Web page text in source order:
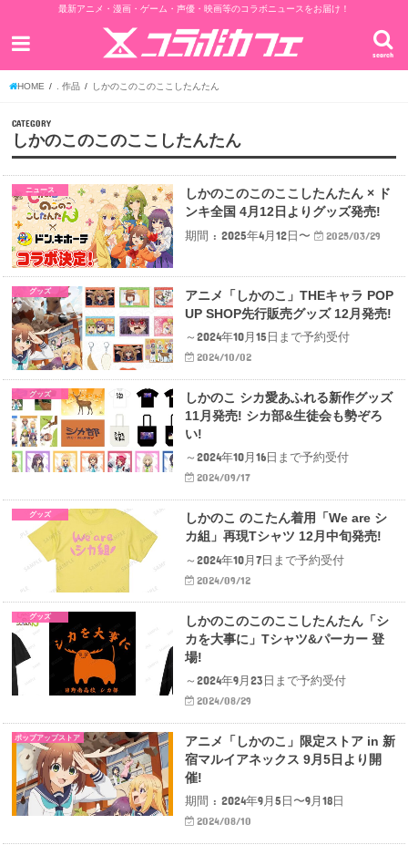
最新アニメ・漫画・ゲーム・声優・映画等のコラボニュースをお届け！
search
HOME . 作品 しかのこのこのここしたんたん
CATEGORY
しかのこのこのここしたんたん
ニュース
しかのこのこのここしたんたん × ド
ンキ全国 4月12日よりグッズ発売!
期間 : 2025年4月12日〜
2025/03/29
グッズ
アニメ「しかのこ」THEキャラ POP
UP SHOP先行販売グッズ 12月発売!
～2024年10月15日まで予約受付
2024/10/02
グッズ
しかのこ シカ愛あふれる新作グッズ
11月発売! シカ部&生徒会も勢ぞろ
い!
～2024年10月16日まで予約受付
2024/09/17
グッズ
しかのこ のこたん着用「We are シ
カ組」再現Tシャツ 12月中旬発売!
～2024年10月7日まで予約受付
2024/09/12
グッズ
しかのこのこのここしたんたん「シ
カを大事に」Tシャツ&パーカー 登
場!
～2024年9月23日まで予約受付
2024/08/29
ポップアップストア
アニメ「しかのこ」限定ストア in 新
宿マルイアネックス 9月5日より開
催!
期間 : 2024年9月5日〜9月18日
2024/08/10